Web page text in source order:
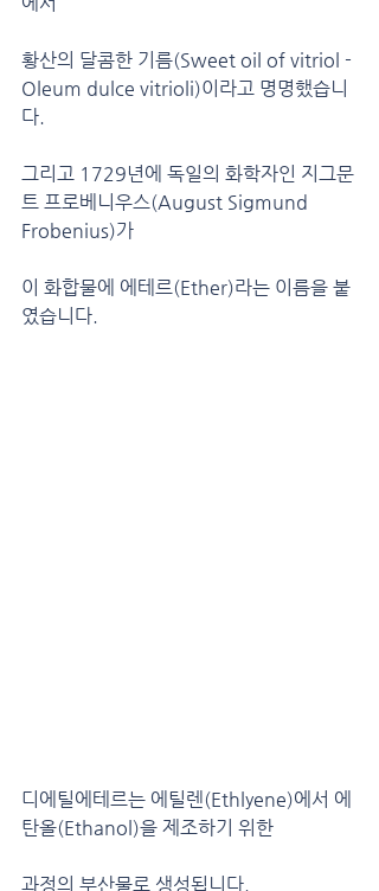
황산의 달콤한 기름(Sweet oil of vitriol -
Oleum dulce vitrioli)이라고 명명했습니
다.
그리고 1729년에 독일의 화학자인 지그문
트 프로베니우스(August Sigmund
Frobenius)가
이 화합물에 에테르(Ether)라는 이름을 붙
였습니다.
디에틸에테르는 에틸렌(Ethlyene)에서 에
탄올(Ethanol)을 제조하기 위한
과정의 부산물로 생성됩니다.